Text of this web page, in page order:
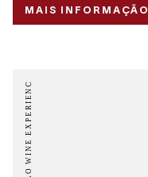
MAIS INFORMAÇÃO